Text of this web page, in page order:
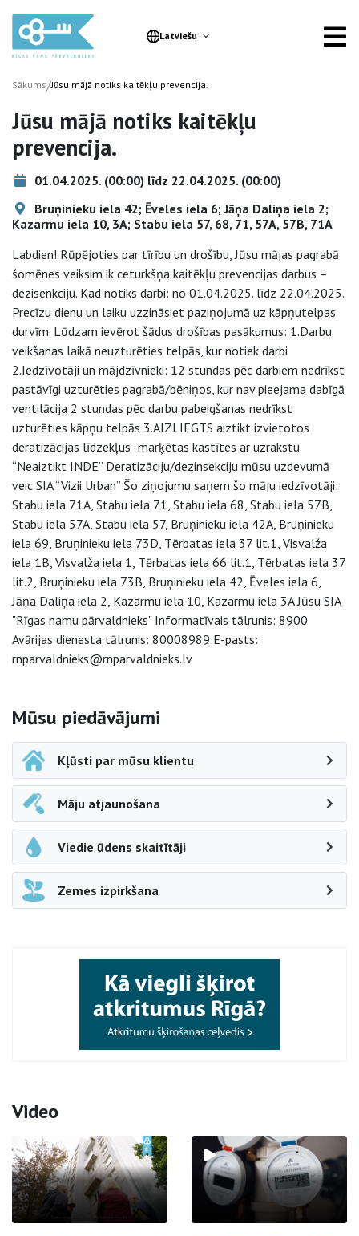
Latviešu
Sākums/Jūsu mājā notiks kaitēkļu prevencija.
Jūsu mājā notiks kaitēkļu
prevencija.
01.04.2025. (00:00) līdz 22.04.2025. (00:00)
Bruņinieku iela 42; Ēveles iela 6; Jāņa Daliņa iela 2;
Kazarmu iela 10, 3A; Stabu iela 57, 68, 71, 57A, 57B, 71A
Labdien! Rūpējoties par tīrību un drošību, Jūsu mājas pagrabā
šomēnes veiksim ik ceturkšņa kaitēkļu prevencijas darbus –
dezisenkciju. Kad notiks darbi: no 01.04.2025. līdz 22.04.2025.
Precīzu dienu un laiku uzzināsiet paziņojumā uz kāpņutelpas
durvīm. Lūdzam ievērot šādus drošības pasākumus: 1.Darbu
veikšanas laikā neuzturēties telpās, kur notiek darbi
2.Iedzīvotāji un mājdzīvnieki: 12 stundas pēc darbiem nedrīkst
pastāvīgi uzturēties pagrabā/bēniņos, kur nav pieejama dabīgā
ventilācija 2 stundas pēc darbu pabeigšanas nedrīkst
uzturēties kāpņu telpās 3.AIZLIEGTS aiztikt izvietotos
deratizācijas līdzekļus -marķētas kastītes ar uzrakstu
“Neaiztikt INDE” Deratizāciju/dezinsekciju mūsu uzdevumā
veic SIA “Vizii Urban” Šo ziņojumu saņem šo māju iedzīvotāji:
Stabu iela 71A, Stabu iela 71, Stabu iela 68, Stabu iela 57B,
Stabu iela 57A, Stabu iela 57, Bruņinieku iela 42A, Bruņinieku
iela 69, Bruņinieku iela 73D, Tērbatas iela 37 lit.1, Visvalža
iela 1B, Visvalža iela 1, Tērbatas iela 66 lit.1, Tērbatas iela 37
lit.2, Bruņinieku iela 73B, Bruņinieku iela 42, Ēveles iela 6,
Jāņa Daliņa iela 2, Kazarmu iela 10, Kazarmu iela 3A Jūsu SIA
"Rīgas namu pārvaldnieks" Informatīvais tālrunis: 8900
Avārijas dienesta tālrunis: 80008989 E-pasts:
rnparvaldnieks@rnparvaldnieks.lv
Sāna navigācija
Mūsu piedāvājumi
Kļūsti par mūsu klientu
Māju atjaunošana
Viedie ūdens skaitītāji
Zemes izpirkšana
Video